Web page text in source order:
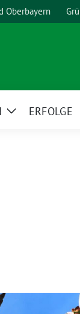
Oberbayern
ZeigeERFOLGE